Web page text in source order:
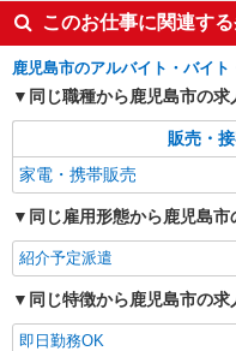
このお仕事に関連す
鹿児島市のアルバイト・バイ
同じ職種から鹿児島市の求
販売・
家電・携帯販売
同じ雇用形態から鹿児島市
紹介予定派遣
同じ特徴から鹿児島市の求
即日勤務OK